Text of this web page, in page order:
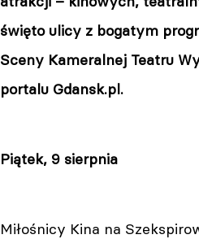
święto ulicy z bogatym
Sceny Kameralnej Teatru
portalu Gdansk.pl.
Piątek, 9 sierpnia
Miłośnicy Kina na